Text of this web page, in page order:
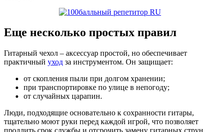
Еще несколько простых правил
Гитарный чехол – аксессуар простой, но обеспечивает
практичный уход за инструментом. Он защищает:
от скопления пыли при долгом хранении;
при транспортировке по улице в непогоду;
от случайных царапин.
Люди, подходящие основательно к сохранности гитары,
тщательно моют руки перед каждой игрой, что позволяет